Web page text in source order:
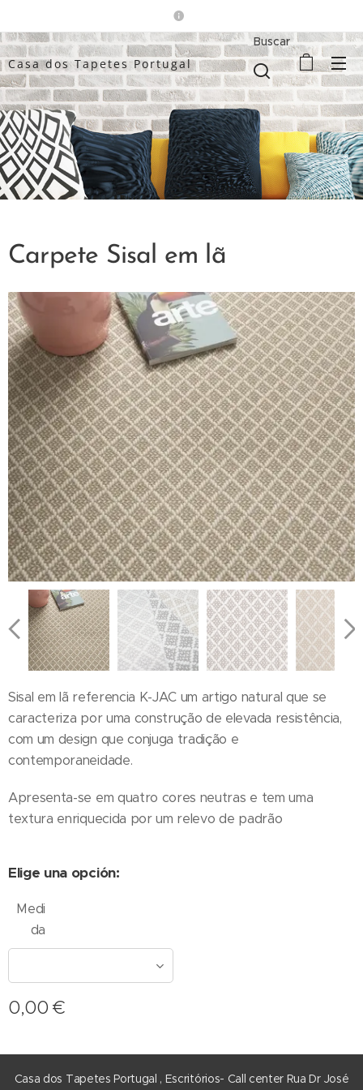
Casa dos Tapetes Portugal
Buscar
Carpete Sisal em lã
Sisal em lã referencia K-JAC um artigo natural que se
caracteriza por uma construção de elevada resistência,
com um design que conjuga tradição e
contemporaneidade.
Apresenta-se em quatro cores neutras e tem uma
textura enriquecida por um relevo de padrão
Elige una opción:
Medi
da
0,00 €
Casa dos Tapetes Portugal , Escritórios- Call center Rua Dr José